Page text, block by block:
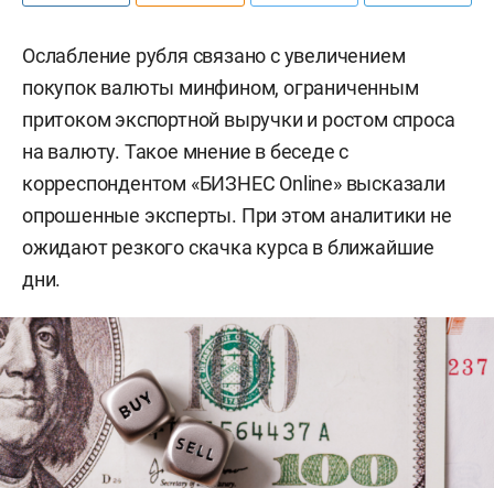
Ослабление рубля связано с увеличением
покупок валюты минфином, ограниченным
притоком экспортной выручки и ростом спроса
на валюту. Такое мнение в беседе с
корреспондентом «БИЗНЕС Online» высказали
опрошенные эксперты. При этом аналитики не
ожидают резкого скачка курса в ближайшие
дни.